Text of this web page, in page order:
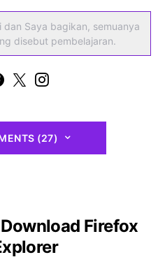
Saya bagikan, semuanya
disebut pembelajaran.
(27)
Firefox